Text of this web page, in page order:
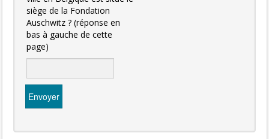
siège de la Fondation
Auschwitz ? (réponse en
bas à gauche de cette
page)
Envoyer